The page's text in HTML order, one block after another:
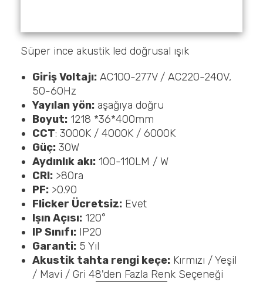
Süper ince akustik led doğrusal ışık
Giriş Voltajı: AC100-277V / AC220-240V,
50-60Hz
Yayılan yön: aşağıya doğru
Boyut: 1218 *36*400mm
CCT: 3000K / 4000K / 6000K
Güç: 30W
Aydınlık akı: 100-110LM / W
CRI: >80ra
PF: >0.90
Flicker Ücretsiz: Evet
Işın Açısı: 120°
IP Sınıfı: IP20
Garanti: 5 Yıl
Akustik tahta rengi keçe: Kırmızı / Yeşil
/ Mavi / Gri 48'den Fazla Renk Seçeneği